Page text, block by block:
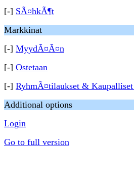
[-] SÃ¤hkÃ¶t
Markkinat
[-] MyydÃ¤Ã¤n
[-] Ostetaan
[-] RyhmÃ¤tilaukset &
Additional options
Login
Go to full version